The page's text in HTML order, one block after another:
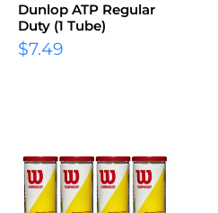
Dunlop ATP Regular
Duty (1 Tube)
$7.49